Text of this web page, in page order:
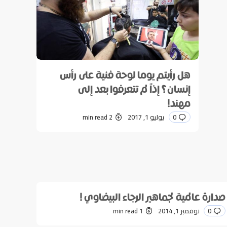
هل رأيتم يوما لوحة فنية على رأس
إنسان؟ إذاً لم تتعرفوا بعد إلى
مهند!
0 يوليو 1, 2017 2 min read
صدارة عالمية لجماهير الرجاء البيضاوي !
0 نوفمبر 1, 2014 1 min read